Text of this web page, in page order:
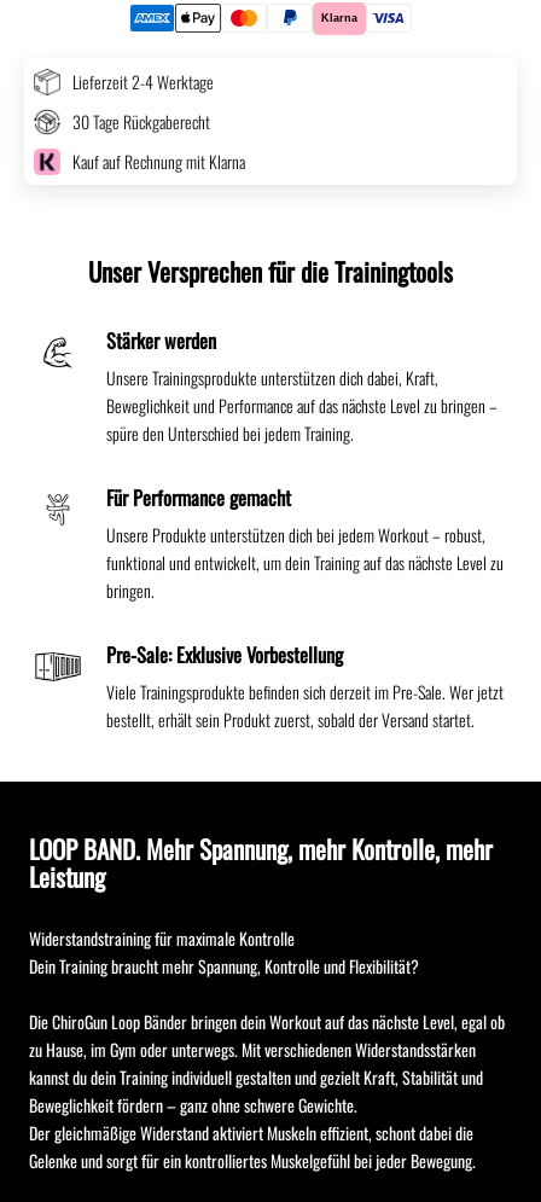
Lieferzeit 2-4 Werktage
30 Tage Rückgaberecht
Kauf auf Rechnung mit Klarna
Unser Versprechen für die Trainingtools
Stärker werden
Unsere Trainingsprodukte unterstützen dich dabei, Kraft,
Beweglichkeit und Performance auf das nächste Level zu bringen –
spüre den Unterschied bei jedem Training.
Für Performance gemacht
Unsere Produkte unterstützen dich bei jedem Workout – robust,
funktional und entwickelt, um dein Training auf das nächste Level zu
bringen.
Pre-Sale: Exklusive Vorbestellung
Viele Trainingsprodukte befinden sich derzeit im Pre-Sale. Wer jetzt
bestellt, erhält sein Produkt zuerst, sobald der Versand startet.
LOOP BAND. Mehr Spannung, mehr Kontrolle, mehr
Leistung
Widerstandstraining für maximale Kontrolle
Dein Training braucht mehr Spannung, Kontrolle und Flexibilität?
Die ChiroGun Loop Bänder bringen dein Workout auf das nächste Level, egal ob
zu Hause, im Gym oder unterwegs. Mit verschiedenen Widerstandsstärken
kannst du dein Training individuell gestalten und gezielt Kraft, Stabilität und
Beweglichkeit fördern – ganz ohne schwere Gewichte.
Der gleichmäßige Widerstand aktiviert Muskeln effizient, schont dabei die
Gelenke und sorgt für ein kontrolliertes Muskelgefühl bei jeder Bewegung.